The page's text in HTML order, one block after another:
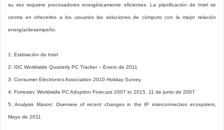
su vez requiere procesadores energéticamente eficientes. La planificación de Intel se
centra en ofrecerles a los usuarios las soluciones de cómputo con la mejor relación
energía/desempeño.
1: Estimación de Intel
2: IDC Worldwide Quarterly PC Tracker – Enero de 2011
3: Consumer Electronics Association 2010 Holiday Survey
4: Forrester, Worldwide PC Adoption Forecast 2007 to 2015. 11 de junio de 2007
5: Analysis Mason: Overview of recent changes in the IP interconnection ecosystem,
Mayo de 2011